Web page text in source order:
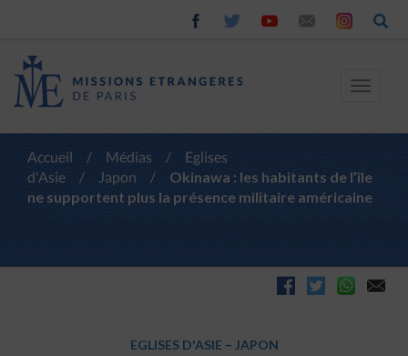
Toggle
Accueil / Médias /
Eglises
d'Asie
/ Japon /
Okinawa : les habitants de l’île
ne supportent plus la présence militaire américaine
EGLISES D'ASIE – JAPON